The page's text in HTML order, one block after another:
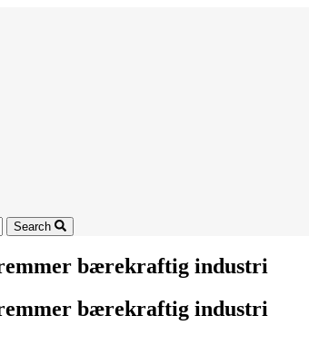
Search
bærekraftig industri
bærekraftig industri